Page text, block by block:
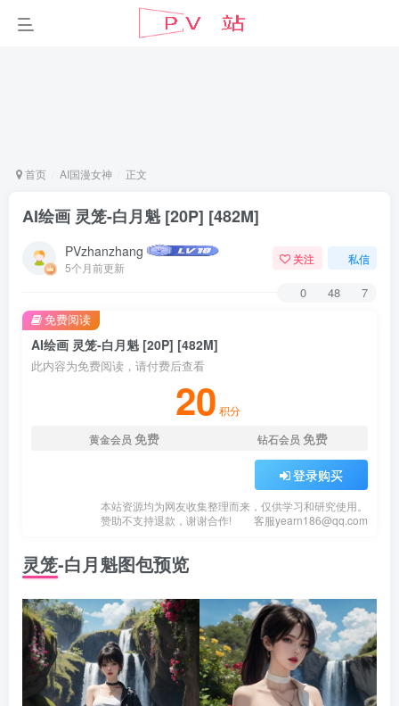
首页 AI国漫女神 正文
AI绘画 灵笼-白月魁 [20P] [482M]
PVzhanzhang
5个月前更新
关注 私信
0 48 7
AI绘画 灵笼-白月魁 [20P] [482M]
此内容为免费阅读，请付费后查看
20 积分
黄金会员 免费 钻石会员 免费
登录购买
本站资源均为网友收集整理而来，仅供学习和研究使用。
赞助不支持退款，谢谢合作!
客服yearn186@qq.com
免费阅读
灵笼-白月魁图包预览